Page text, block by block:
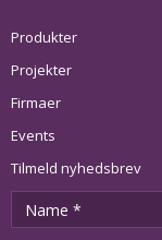
Produkter
Projekter
Firmaer
Events
Tilmeld nyhedsbrev